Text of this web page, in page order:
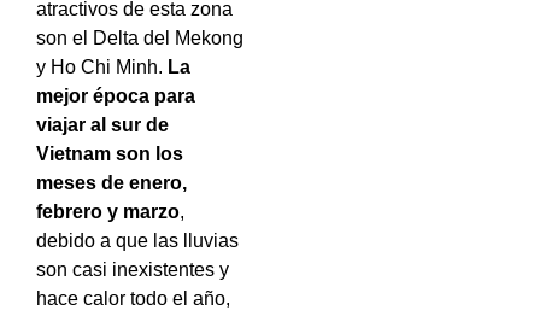
atractivos de esta zona
son el Delta del Mekong
y Ho Chi Minh. La
mejor época para
viajar al sur de
Vietnam son los
meses de enero,
febrero y marzo,
debido a que las lluvias
son casi inexistentes y
hace calor todo el año,